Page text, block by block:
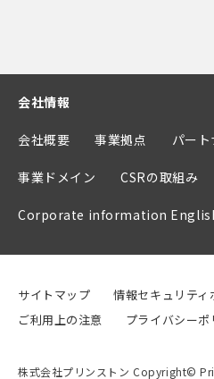
会社情報
会社概要 事業拠点 パート
事業ドメイン CSRの取組み
Corporate information
サイトマップ
情報セキュリティ
ご利用上の注意
プライバシーポ
株式会社プリンストン Copyright©